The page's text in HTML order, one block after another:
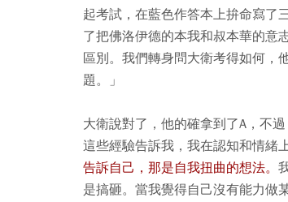
起考試，在藍色作答本上拚命寫了
了把佛洛伊德的本我和叔本華的意
區別。我們轉身問大衛考得如何，
題。」
大衛說對了，他的確拿到了A，不
這些經驗告訴我，我在認知和情緒
告訴自己，那是自我扭曲的想法。
是搞砸。當我覺得自己沒有能力做